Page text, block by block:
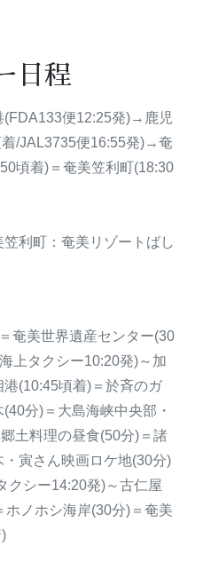
日程
(FDA133便12:25発)→鹿児
/JAL3735便16:55発)→奄
頃着)＝奄美笠利町(18:30
笠利町：奄美リゾートばし
奄美世界遺産センター(30
上タクシー10:20発)～加
(10:45頃着)＝於斉のガ
分)＝大島海峡中央部・
土料理の昼食(50分)＝諸
寅さん映画ロケ地(30分)
クシー14:20発)～古仁屋
ホノホシ海岸(30分)＝奄美